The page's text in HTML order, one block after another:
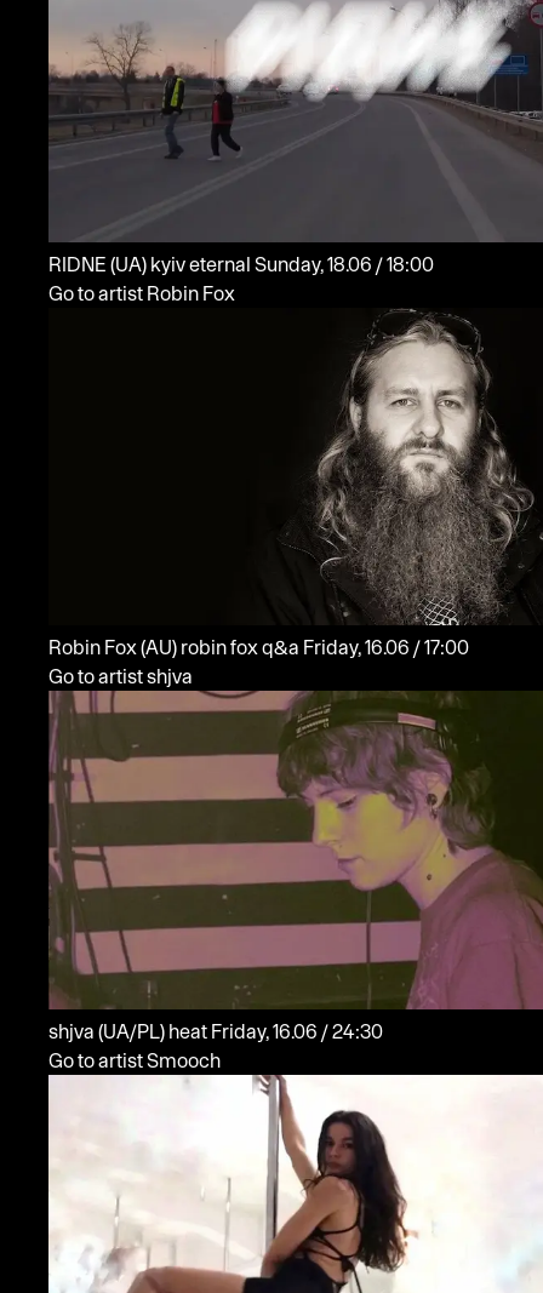
RIDNE (UA) kyiv eternal
Sunday, 18.06 / 18:00
Go to artist Robin Fox
Robin Fox (AU) robin fox q&a
Friday, 16.06 / 17:00
Go to artist shjva
shjva (UA/PL) heat
Friday, 16.06 / 24:30
Go to artist Smooch